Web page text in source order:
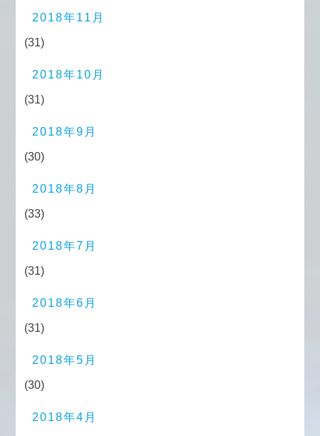
2018年11月
(31)
2018年10月
(31)
2018年9月
(30)
2018年8月
(33)
2018年7月
(31)
2018年6月
(31)
2018年5月
(30)
2018年4月